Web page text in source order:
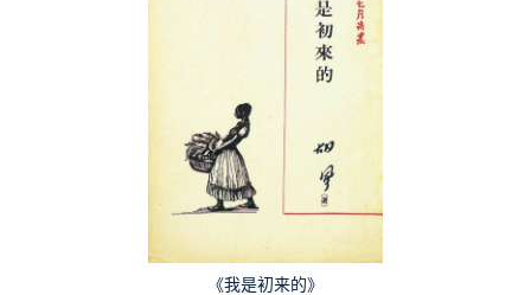
《我是初来的》